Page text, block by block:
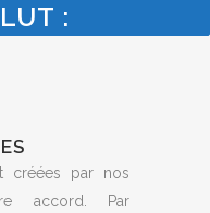
:
créées par nos
accord. Par